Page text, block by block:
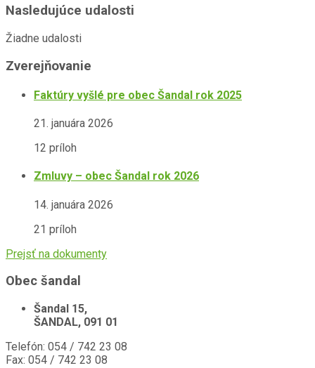
Nasledujúce udalosti
Žiadne udalosti
Zverejňovanie
Faktúry vyšlé pre obec Šandal rok 2025
21. januára 2026
12 príloh
Zmluvy – obec Šandal rok 2026
14. januára 2026
21 príloh
Prejsť na dokumenty
Obec šandal
Šandal 15,
ŠANDAL, 091 01
Telefón: 054 / 742 23 08
Fax: 054 / 742 23 08